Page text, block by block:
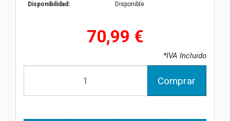
Disponibilidad: Disponible
70,99 €
*IVA Incluido
Comprar